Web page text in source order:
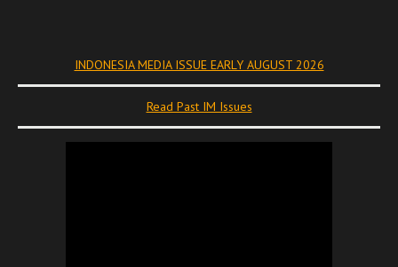
INDONESIA MEDIA ISSUE EARLY AUGUST 2026
Read Past IM Issues